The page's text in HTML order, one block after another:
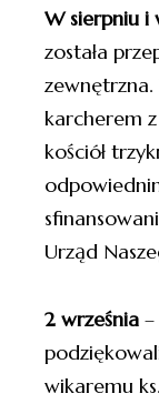
W sierpniu i
została
zewnętrzna.
karcherem
kościół
Urząd
2 września
wikaremu